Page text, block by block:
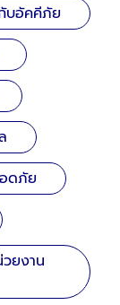
บอัคคีภัย
ดภัย
ยงาน